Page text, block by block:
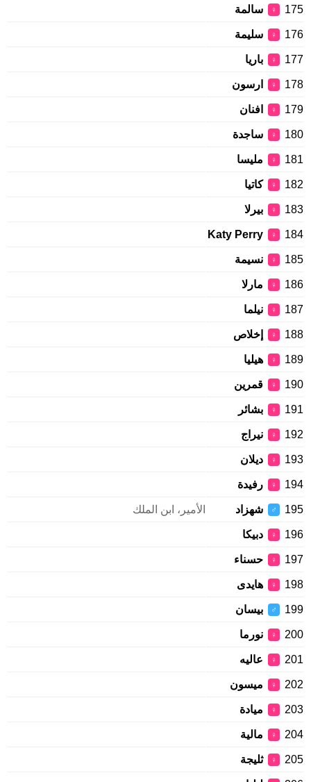
175
♀ سالمة
176
♀ سليمة
177
♀ باريا
178
♀ ارسون
179
♀ افنان
180
♀ ساجدة
181
♀ مليسا
182
♀ كاتيا
183
♀ بيرلا
184
♀
Katy Perry
185
♀ نسيمة
186
♀ مارلا
187
♀ نيلما
188
♀ إخلاص
189
♀ هيليا
190
♀ قمرين
191
♀ بشائر
192
♀ نيراج
193
♀ ديلان
194
♀ رفيدة
195
♂ شهزاد الأمير، ابن الملك
196
♀ دبيكا
197
♀ حسناء
198
♀ هايدى
199
♂ بيسان
200
♀ نورما
201
♀ عاليه
202
♀ ميسون
203
♀ ميادة
204
♀ مالية
205
♀ ثليجة